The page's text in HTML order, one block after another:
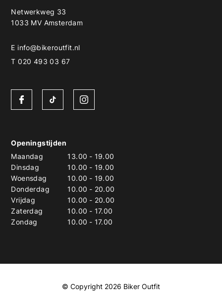
Netwerkweg 33
1033 MV Amsterdam
E info@bikeroutfit.nl
T 020 493 03 67
Openingstijden
Maandag
13.00 - 19.00
Dinsdag
10.00 - 19.00
Woensdag
10.00 - 19.00
Donderdag
10.00 - 20.00
Vrijdag
10.00 - 20.00
Zaterdag
10.00 - 17.00
Zondag
10.00 - 17.00
© Copyright 2026 Biker Outfit